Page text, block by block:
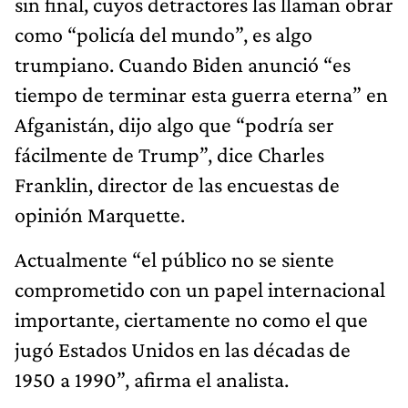
como “policía del mundo”, es algo
trumpiano. Cuando Biden anunció “es
tiempo de terminar esta guerra eterna” en
Afganistán, dijo algo que “podría ser
fácilmente de Trump”, dice Charles
Franklin, director de las encuestas de
opinión Marquette.
Actualmente “el público no se siente
comprometido con un papel internacional
importante, ciertamente no como el que
jugó Estados Unidos en las décadas de
1950 a 1990”, afirma el analista.